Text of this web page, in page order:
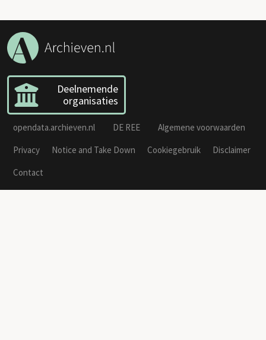
Deelnemende
organisaties
opendata.archieven.nl DE REE
Algemene voorwaarden
Privacy
Notice and Take Down Cookiegebruik
Disclaimer
Contact